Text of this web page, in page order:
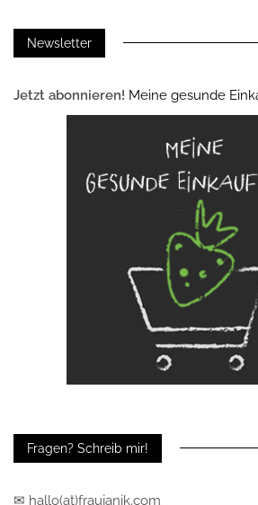
Newsletter
Jetzt abonnieren! Meine gesunde
Fragen? Schreib mir!
✉ hallo(at)fraujanik.com